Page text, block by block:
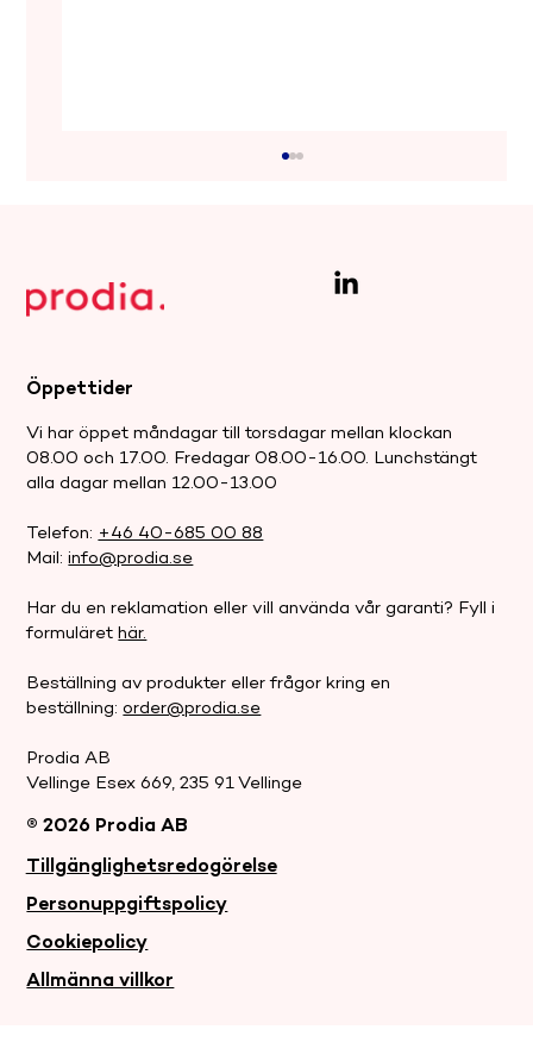
Farliga förfalskningar: Nitazener på
den illegala marknaden.
® 2026 Prodia AB
Personuppgiftspolicy
Cookiepolicy
Allmänna villkor
Tillgänglighetsredogörelse
Öppettider
Vi har öppet måndagar till torsdagar mellan klockan
08.00 och 17.00. Fredagar 08.00-16.00. Lunchstängt
alla dagar mellan 12.00-13.00
Telefon: +46 40-685 00 88
Mail:info@prodia.se
Har du en reklamation eller vill använda vår garanti? Fyll i
formuläret här.
Beställning av produkter eller frågor kring en
beställning:order@prodia.se
Prodia AB
Vellinge Esex 669, 235 91 Vellinge
.